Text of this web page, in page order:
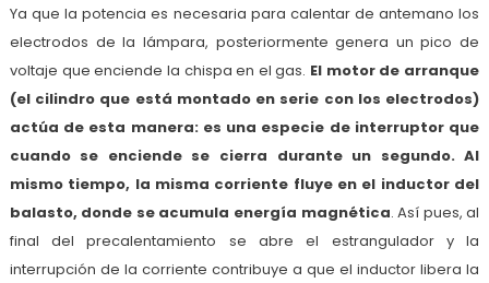
Ya que la potencia es necesaria para calentar de antemano los
electrodos de la lámpara, posteriormente genera un pico de
voltaje que enciende la chispa en el gas. El motor de arranque
(el cilindro que está montado en serie con los electrodos)
actúa de esta manera: es una especie de interruptor que
cuando se enciende se cierra durante un segundo. Al
mismo tiempo, la misma corriente fluye en el inductor del
balasto, donde se acumula energía magnética. Así pues, al
final del precalentamiento se abre el estrangulador y la
interrupción de la corriente contribuye a que el inductor libera la